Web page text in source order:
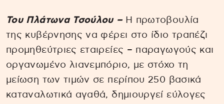
Του Πλάτωνα Τσούλου –Η πρωτοβουλία
της κυβέρνησης να φέρει στο ίδιο τραπέζι
προμηθεύτριες εταιρείες – παραγωγούς και
οργανωμένο λιανεμπόριο, με στόχο τη
μείωση των τιμών σε περίπου 250 βασικά
καταναλωτικά αγαθά, δημιουργεί εύλογες